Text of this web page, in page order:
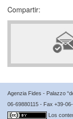
Compartir:
Agenzia Fides - Palazzo
06-69880115 - Fax +39-
Los